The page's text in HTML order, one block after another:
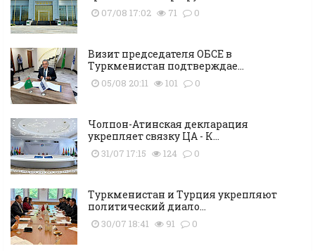
07/08 17:02 71 0
Визит председателя ОБСЕ в
Туркменистан подтверждае...
05/08 20:11 101 0
Чолпон-Атинская декларация
укрепляет связку ЦА - К...
31/07 17:15 124 0
Туркменистан и Турция укрепляют
политический диало...
30/07 18:41 91 0